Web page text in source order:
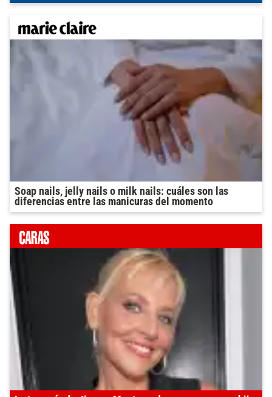
Soap nails, jelly nails o milk nails: cuáles son las
diferencias entre las manicuras del momento